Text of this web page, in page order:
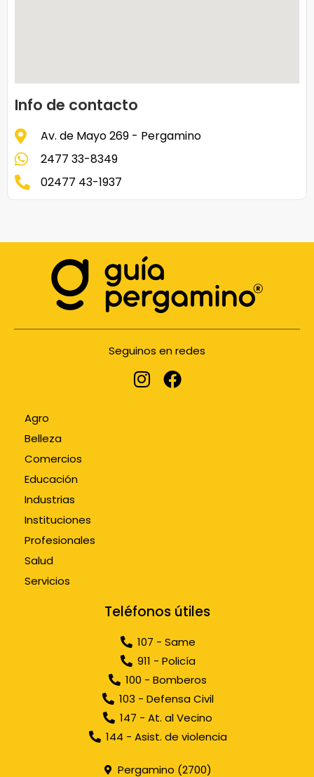
Info de contacto
Av. de Mayo 269 - Pergamino
2477 33-8349
02477 43-1937
Seguinos en redes
Agro
Belleza
Comercios
Educación
Industrias
Instituciones
Profesionales
Salud
Servicios
Teléfonos útiles
107 - Same
911 - Policía
100 - Bomberos
103 - Defensa Civil
147 - At. al Vecino
144 - Asist. de violencia
Pergamino (2700)